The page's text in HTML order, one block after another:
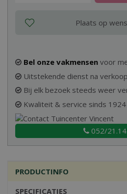
Bel onze vakmensen voor
Uitstekende dienst na verkoop
Bij elk bezoek steeds weer
Kwaliteit & service sinds 1924
052/
PRODUCTINFO
SPECIFICATIES